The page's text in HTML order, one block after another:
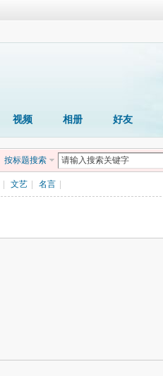
视频 相册 好友
按标题搜索
文艺 名言